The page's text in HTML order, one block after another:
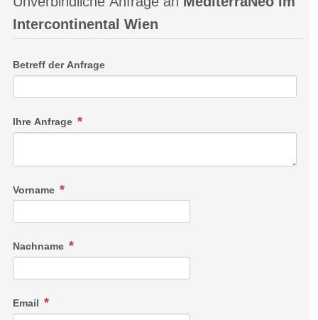
Intercontinental Wien
Betreff der Anfrage
Ihre Anfrage
Vorname
Nachname
Email